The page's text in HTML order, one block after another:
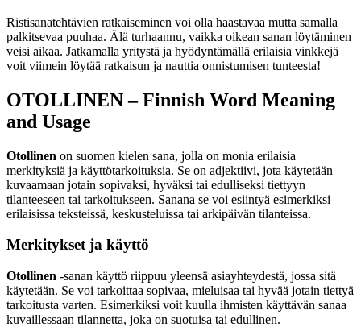
Ristisanatehtävien ratkaiseminen voi olla haastavaa mutta samalla
palkitsevaa puuhaa. Älä turhaannu, vaikka oikean sanan löytäminen
veisi aikaa. Jatkamalla yritystä ja hyödyntämällä erilaisia vinkkejä
voit viimein löytää ratkaisun ja nauttia onnistumisen tunteesta!
OTOLLINEN – Finnish Word Meaning
and Usage
Otollinen on suomen kielen sana, jolla on monia erilaisia
merkityksiä ja käyttötarkoituksia. Se on adjektiivi, jota käytetään
kuvaamaan jotain sopivaksi, hyväksi tai edulliseksi tiettyyn
tilanteeseen tai tarkoitukseen. Sanana se voi esiintyä esimerkiksi
erilaisissa teksteissä, keskusteluissa tai arkipäivän tilanteissa.
Merkitykset ja käyttö
Otollinen -sanan käyttö riippuu yleensä asiayhteydestä, jossa sitä
käytetään. Se voi tarkoittaa sopivaa, mieluisaa tai hyvää jotain tiettyä
tarkoitusta varten. Esimerkiksi voit kuulla ihmisten käyttävän sanaa
kuvaillessaan tilannetta, joka on suotuisa tai edullinen.